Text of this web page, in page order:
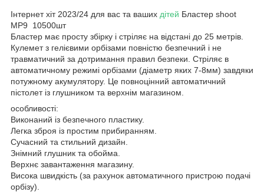
Інтернет хіт 2023/24 для вас та ваших дітей Бластер shoot
MP9 10500шт
Бластер має просту збірку і стріляє на відстані до 25 метрів.
Кулемет з гелієвими орбізами повністю безпечний і не
травматичний за дотримання правил безпеки. Стріляє в
автоматичному режимі орбізами (діаметр яких 7-8мм) завдяки
потужному акумулятору. Це повноцінний автоматичний
пістолет із глушником та верхнім магазином.
особливості:
Виконаний із безпечного пластику.
Легка зброя із простим прибиранням.
Сучасний та стильний дизайн.
Знімний глушник та обойма.
Верхнє завантаження магазину.
Висока швидкість (за рахунок автоматичного пристрою подачі
орбізу).